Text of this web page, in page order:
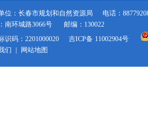
位：长春市规划和自然资源局
电话：
南环城路3066号
邮编：130022
识码：2201000020
吉ICP备 11002904号
们 | 网站地图